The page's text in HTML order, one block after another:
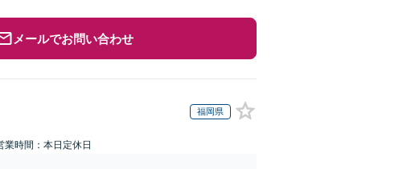
メールでお問い合わせ
福岡県
業時間：本日定休日